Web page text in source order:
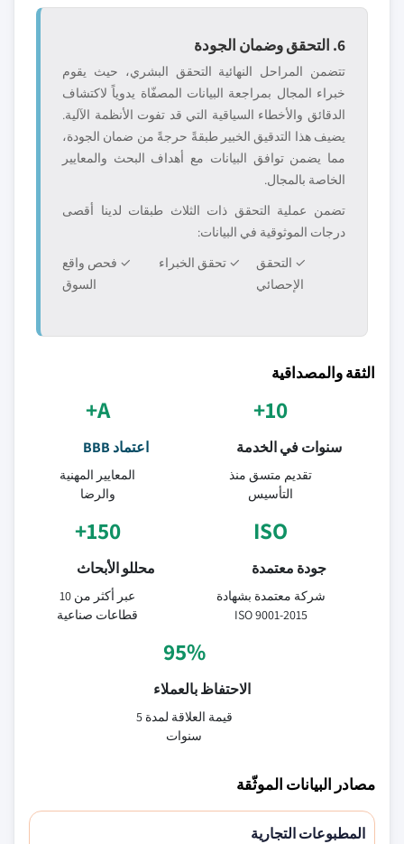
6. التحقق وضمان الجودة
تتضمن المراحل النهائية التحقق البشري، حيث يقوم
خبراء المجال بمراجعة البيانات المصفّاة يدوياً لاكتشاف
الدقائق والأخطاء السياقية التي قد تفوت الأنظمة الآلية.
يضيف هذا التدقيق الخبير طبقةً حرجةً من ضمان الجودة،
مما يضمن توافق البيانات مع أهداف البحث والمعايير
الخاصة بالمجال.
تضمن عملية التحقق ذات الثلاث طبقات لدينا أقصى
درجات الموثوقية في البيانات:
✓ التحقق
الإحصائي
✓ تحقق الخبراء
✓ فحص واقع
السوق
الثقة والمصداقية
10+
سنوات في الخدمة
تقديم متسق منذ
التأسيس
A+
اعتماد BBB
المعايير المهنية
والرضا
ISO
جودة معتمدة
شركة معتمدة بشهادة
ISO 9001-2015
150+
محللو الأبحاث
عبر أكثر من 10
قطاعات صناعية
95%
الاحتفاظ بالعملاء
قيمة العلاقة لمدة 5
سنوات
مصادر البيانات الموثّقة
المطبوعات التجارية